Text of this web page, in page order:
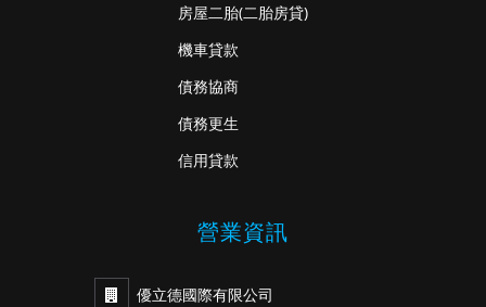
房屋二胎(二胎房貸)
機車貸款
債務協商
債務更生
信用貸款
營業資訊
優立德國際有限公司